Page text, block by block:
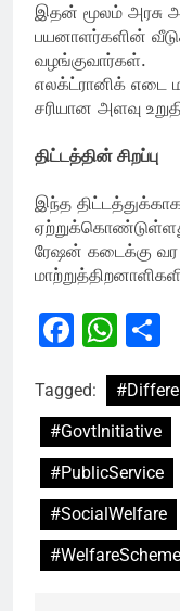
இதன் மூலம் அரசு
பயனாளர்களின்
வழங்குவார்கள்.
எலக்ட்ரானிக் எடை
சரியான அளவு
திட்டத்தின் சிறப்பு
இந்த
ரேஷன் கடைக்கு வர
Tagged:
#GovtInitiative
#PublicService
#SocialWelfare
#WelfareScheme